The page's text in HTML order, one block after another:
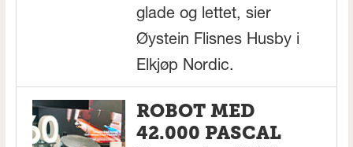
glade og lettet, sier
Øystein Flisnes Husby i
Elkjøp Nordic.
ROBOT MED
42.000 PASCAL